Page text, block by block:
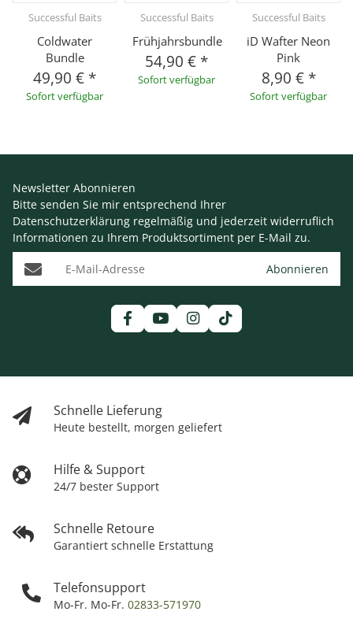
Successful Baits
Coldwater
Bundle
49,90 € *
Sofort verfügbar
Successful Baits
Frühjahrsbundle
54,90 € *
Sofort verfügbar
Successful Baits
iD Wafter Neon
Pink
8,90 € *
Sofort verfügbar
Schnelle Lieferung
Heute bestellt, morgen geliefert
Hilfe & Support
24/7 bester Support
Schnelle Retoure
Garantiert schnelle Erstattung
Telefonsupport
Mo-Fr. Mo-Fr. 02833-571970
Newsletter Abonnieren
Bitte senden Sie mir entsprechend Ihrer
Datenschutzerklärung regelmäßig und jederzeit widerruflich
Informationen zu Ihrem Produktsortiment per E-Mail zu.
E-Mail-Adresse Abonnieren